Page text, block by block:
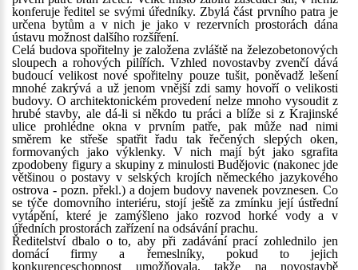
konferuje ředitel se svými úředníky. Zbylá část prvního patra je
určena bytům a v nich je jako v rezervních prostorách dána
ústavu možnost dalšího rozšíření.
Celá budova spořitelny je založena zvláště na železobetonových
sloupech a rohových pilířích. Vzhled novostavby zvenčí dává
budoucí velikost nové spořitelny pouze tušit, poněvadž lešení
mnohé zakrývá a už jenom vnější zdi samy hovoří o velikosti
budovy. O architektonickém provedení nelze mnoho vysoudit z
hrubé stavby, ale dá-li si někdo tu práci a blíže si z Krajinské
ulice prohlédne okna v prvním patře, pak může nad nimi
směrem ke střeše spatřit řadu tak řečených slepých oken,
formovaných jako výklenky. V nich mají být jako sgrafita
zpodobeny figury a skupiny z minulosti Budějovic (nakonec jde
většinou o postavy v selských krojích německého jazykového
ostrova - pozn. překl.) a dojem budovy navenek povznesen. Co
se týče domovního interiéru, stojí ještě za zmínku její ústřední
vytápění, které je zamýšleno jako rozvod horké vody a v
úředních prostorách zařízení na odsávání prachu.
Ředitelství dbalo o to, aby při zadávání prací zohlednilo jen
domácí firmy a řemeslníky, pokud to jejich
konkurenceschopnost umožňovala, takže na novostavbě